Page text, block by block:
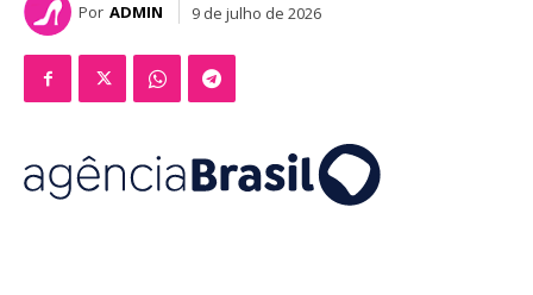
Por ADMIN 9 de julho de 2026